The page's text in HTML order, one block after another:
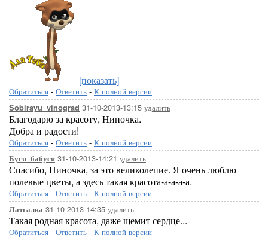
[показать]
Обратиться - Ответить - К полной версии
Sobirayu_vinograd 31-10-2013-13:15 удалить
Благодарю за красоту, Ниночка.
Добра и радости!
Обратиться - Ответить - К полной версии
Буся_бабуся 31-10-2013-14:21 удалить
Спасибо, Ниночка, за это великолепие. Я очень люблю
полевые цветы, а здесь такая красота-а-а-а-а.
Обратиться - Ответить - К полной версии
Латгалка 31-10-2013-14:35 удалить
Такая родная красота, даже щемит сердце...
Обратиться - Ответить - К полной версии